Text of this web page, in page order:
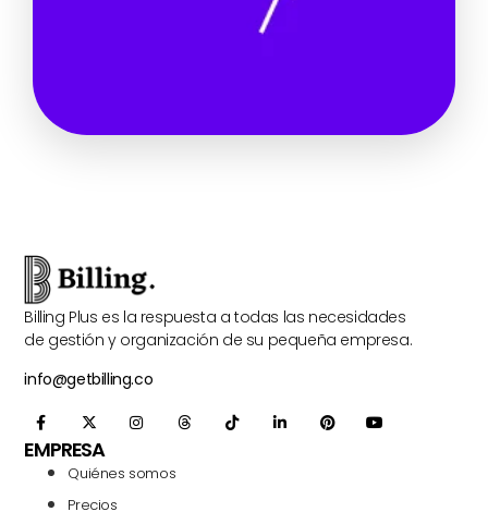
Billing Plus es la respuesta a todas las necesidades
de gestión y organización de su pequeña empresa.
info@getbilling.co
EMPRESA
Quiénes somos
Precios